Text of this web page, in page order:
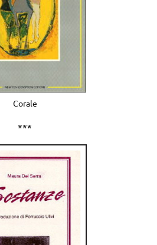
Corale
***